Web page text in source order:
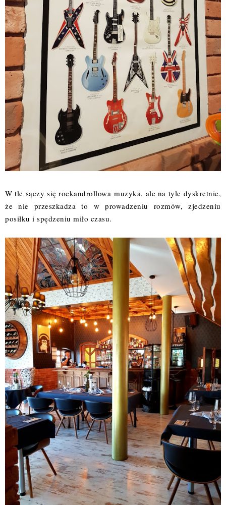
W tle sączy się rockandrollowa muzyka, ale na tyle dyskretnie,
że nie przeszkadza to w prowadzeniu rozmów, zjedzeniu
posiłku i spędzeniu miło czasu.